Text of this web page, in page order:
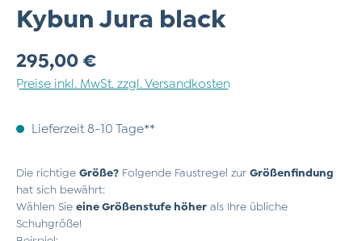
Kybun Jura black
Regulärer Preis:
295,00 €
Preise inkl. MwSt. zzgl. Versandkosten
Lieferzeit 8-10 Tage**
Die richtige Größe? Folgende Faustregel zur Größenfindung
hat sich bewährt:
Wählen Sie eine Größenstufe höher als Ihre übliche
Schuhgröße!